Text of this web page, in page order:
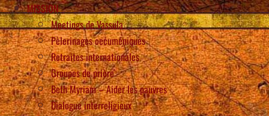
MISSION
Meetings de Vassula
Pèlerinages oecuméniques
Retraites internationales
Groupes de prière
Beth Myriam – Aider les pauvres
Dialogue interreligieux